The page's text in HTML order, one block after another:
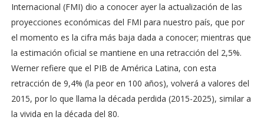
Internacional (FMI) dio a conocer ayer la actualización de las
proyecciones económicas del FMI para nuestro país, que por
el momento es la cifra más baja dada a conocer; mientras que
la estimación oficial se mantiene en una retracción del 2,5%.
Werner refiere que el PIB de América Latina, con esta
retracción de 9,4% (la peor en 100 años), volverá a valores del
2015, por lo que llama la década perdida (2015-2025), similar a
la vivida en la década del 80.